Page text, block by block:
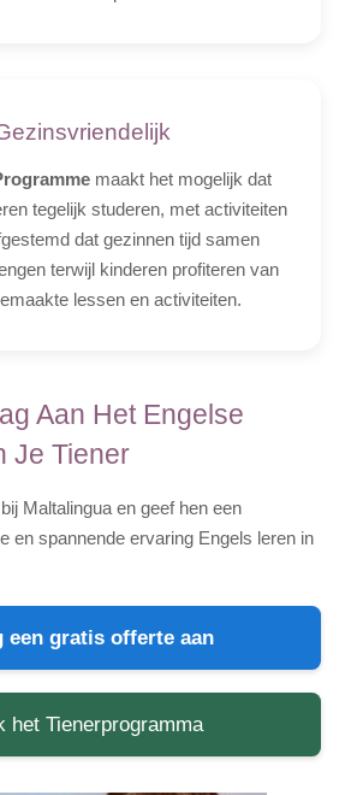
maakt het mogelijk dat
tegelijk studeren, met activiteiten
dat gezinnen tijd samen
terwijl kinderen profiteren van
lessen en activiteiten.
Aan Het Engelse
Je Tiener
Maltalingua en geef hen een
en spannende ervaring Engels leren in
een gratis offerte aan
het Tienerprogramma